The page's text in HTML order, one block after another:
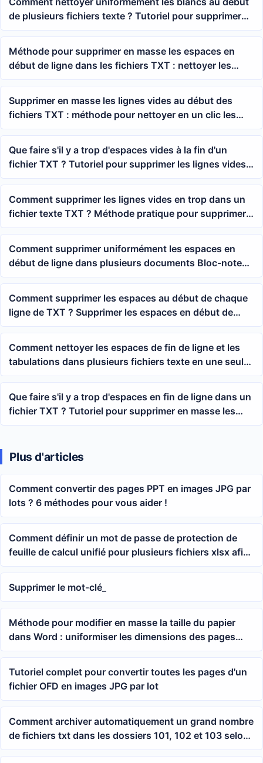
de plusieurs fichiers texte ? Tutoriel pour supprimer
en masse les blancs en début de fichier
Méthode pour supprimer en masse les espaces en
début de ligne dans les fichiers TXT : nettoyer les
espaces en tête de ligne dans plusieurs documents
Supprimer en masse les lignes vides au début des
fichiers TXT : méthode pour nettoyer en un clic les
lignes vides en tête de plusieurs documents texte
Que faire s'il y a trop d'espaces vides à la fin d'un
fichier TXT ? Tutoriel pour supprimer les lignes vides
en fin de fichier dans le Bloc-notes
Comment supprimer les lignes vides en trop dans un
fichier texte TXT ? Méthode pratique pour supprimer
toutes les lignes vides par lots
Comment supprimer uniformément les espaces en
début de ligne dans plusieurs documents Bloc-notes
? Tutoriel de traitement par lot pour supprimer les
Comment supprimer les espaces au début de chaque
ligne de TXT ? Supprimer les espaces en début de
ligne du Bloc-notes en un clic
Comment nettoyer les espaces de fin de ligne et les
tabulations dans plusieurs fichiers texte en une seule
fois
Que faire s'il y a trop d'espaces en fin de ligne dans un
fichier TXT ? Tutoriel pour supprimer en masse les
espaces en fin de texte dans plusieurs documents
Plus d'articles
Comment convertir des pages PPT en images JPG par
lots ? 6 méthodes pour vous aider !
Comment définir un mot de passe de protection de
feuille de calcul unifié pour plusieurs fichiers xlsx afin
d'empêcher la modification des données Excel
Supprimer le mot-clé_
Méthode pour modifier en masse la taille du papier
dans Word : uniformiser les dimensions des pages
docx et doc en un clic
Tutoriel complet pour convertir toutes les pages d'un
fichier OFD en images JPG par lot
Comment archiver automatiquement un grand nombre
de fichiers txt dans les dossiers 101, 102 et 103 selon
les trois premiers chiffres de leur numérotation ?